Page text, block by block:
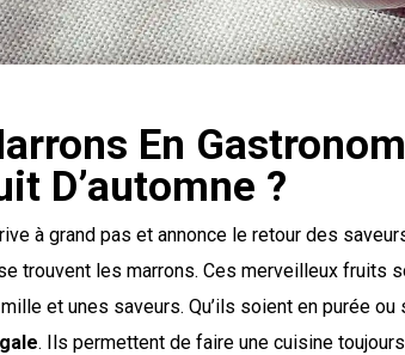
En
D’automne ?
à grand pas et annonce le retour des
trouvent les marrons. Ces merveilleux fruits
et unes saveurs. Qu’ils soient en purée
. Ils permettent de faire une cuisine